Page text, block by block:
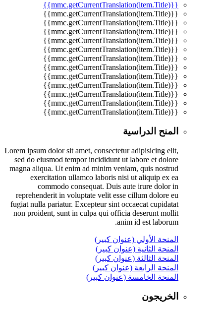
{{mmc.getCurrentTranslation(item.Title)}}
{{mmc.getCurrentTranslation(item.Title)}}
{{mmc.getCurrentTranslation(item.Title)}}
{{mmc.getCurrentTranslation(item.Title)}}
{{mmc.getCurrentTranslation(item.Title)}}
{{mmc.getCurrentTranslation(item.Title)}}
{{mmc.getCurrentTranslation(item.Title)}}
{{mmc.getCurrentTranslation(item.Title)}}
{{mmc.getCurrentTranslation(item.Title)}}
{{mmc.getCurrentTranslation(item.Title)}}
{{mmc.getCurrentTranslation(item.Title)}}
{{mmc.getCurrentTranslation(item.Title)}}
{{mmc.getCurrentTranslation(item.Title)}}
المنح الدراسية
Lorem ipsum dolor sit amet, consectetur adipisicing elit,
sed do eiusmod tempor incididunt ut labore et dolore
magna aliqua. Ut enim ad minim veniam, quis nostrud
exercitation ullamco laboris nisi ut aliquip ex ea
commodo consequat. Duis aute irure dolor in
reprehenderit in voluptate velit esse cillum dolore eu
fugiat nulla pariatur. Excepteur sint occaecat cupidatat
non proident, sunt in culpa qui officia deserunt mollit
anim id est laborum.
المنحة الأولي (عنوان كبير)
المنحة الثانية (عنوان كبير)
المنحة الثالثة (عنوان كبير)
المنحة الرابعة (عنوان كبير)
المنحة الخامسة (عنوان كبير)
الخريجون